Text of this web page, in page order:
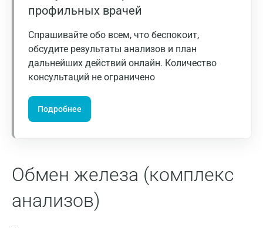
профильных врачей
Спрашивайте обо всем, что беспокоит,
обсудите результаты анализов и план
дальнейших действий онлайн. Количество
консультаций не ограничено
Подробнее
Обмен железа (комплекс
анализов)
Зеленоград
Иваново
Ивантеевка
Ижевск
Йошкар-Ола
Калуга